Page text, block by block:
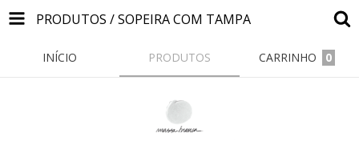
PRODUTOS / SOPEIRA COM TAMPA
INÍCIO PRODUTOS CARRINHO 0